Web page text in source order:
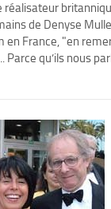
réalisateur
de Denyse
en France, "en
Parce qu’ils nous